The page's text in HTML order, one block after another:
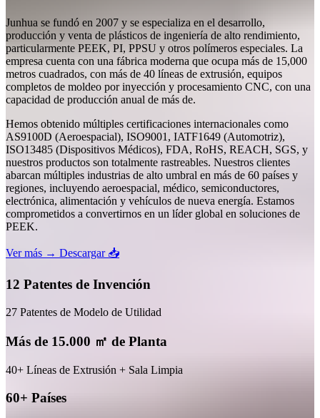
Junhua se fundó en 2007 y se especializa en el desarrollo,
producción y venta de plásticos de ingeniería de alto rendimiento,
particularmente PEEK, PI, PPSU y otros polímeros especiales. La
empresa cuenta con una fábrica moderna que ocupa más de 15,000
metros cuadrados, con más de 40 líneas de extrusión, equipos
completos de moldeo por inyección y procesamiento CNC, con una
capacidad de producción anual de más de.
Hemos obtenido múltiples certificaciones internacionales como
AS9100D (Aeroespacial), ISO9001, IATF1649 (Automotriz),
ISO13485 (Dispositivos Médicos), FDA, RoHS, REACH, SGS, y
nuestros productos son totalmente rastreables. Nuestros clientes
abarcan múltiples industrias de alto umbral en más de 60 países y
regiones, incluyendo aeroespacial, médico, semiconductores,
electrónica, alimentación y vehículos de nueva energía. Estamos
comprometidos a convertirnos en un líder global en soluciones de
PEEK.
Ver más → Descargar 📥
12 Patentes de Invención
27 Patentes de Modelo de Utilidad
Más de 15.000 ㎡ de Planta
40+ Líneas de Extrusión + Sala Limpia
60+ Países